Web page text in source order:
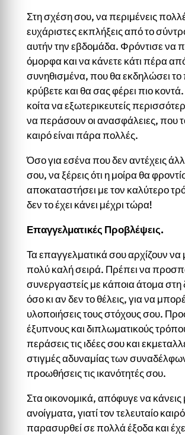
Στη σχέση σου, να περιμένεις
ευχάριστες εκπλήξεις από το
αυτήν την εβδομάδα. Φρόντισε να
όμορφα και να κάνετε κάτι πέρα
συνηθισμένα, που θα εκδηλώσει
κρύβετε και θα σας φέρει πιο
κοίτα να εξωτερικευτείς
να περάσουν οι ανασφάλειες, που
καιρό είναι πάρα πολλές.
Όσο για εσένα που δεν αντέχεις
σου, να ξέρεις ότι η μοίρα θα
αποκαταστήσει με τον καλύτερο
δεν το έχει κάνει μέχρι τώρα!
Επαγγελματικές Προβλέψεις.
Τα επαγγελματικά σου αρχίζουν να
πολύ καλή σειρά. Πρέπει να
συνεργαστείς με κάποια άτομα στη
όσο κι αν δεν το θέλεις, για να
υλοποιήσεις τους στόχους σου.
έξυπνους και διπλωματικούς
περάσεις τις ιδέες σου και
στιγμές αδυναμίας των
προωθήσεις τις ικανότητές σου.
Στα οικονομικά, απόφυγε να
ανοίγματα, γιατί τον τελευταίο
παρασυρθεί σε πολλά έξοδα και